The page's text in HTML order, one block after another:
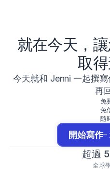
就在今天，
取
今天就和 Jenni 一起撰
再
免
免
隨
開始寫作–
超過
全球